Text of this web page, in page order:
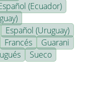
(Ecuador)
Español (Uruguay)
Francés
Guarani
Sueco